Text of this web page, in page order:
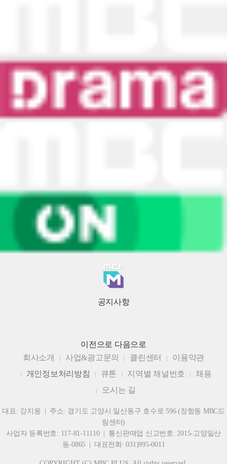
공지사항
이전으로 다음으로
회사소개
사업&광고문의 클린센터
이용약관
개인정보처리방침
큐톤 지역별 채널번호
채용
오시는 길
대표: 강지웅 | 주소: 경기도 고양시 일산동구 호수로 596 (장항동 MBC드
림센터)
사업자 등록번호: 117-81-11110 | 통신판매업 신고번호: 2015-고양일산
동-0865 | 대표전화: 031)995-0011